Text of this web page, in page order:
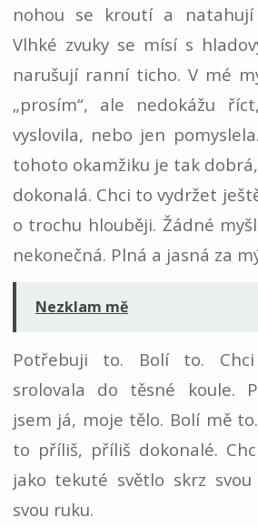
nohou se kroutí a natahují
Vlhké zvuky se mísí s
narušují ranní ticho. V mé
„prosím“, ale nedokážu
vyslovila, nebo jen
tohoto okamžiku je tak
dokonalá. Chci to vydržet
o trochu hlouběji. Žádné
nekonečná. Plná a jasná za
Nezklam mě
Potřebuji to. Bolí to.
srolovala do těsné koule.
jsem já, moje tělo. Bolí mě
to příliš, příliš dokonalé.
jako tekuté světlo skrz
svou ruku.